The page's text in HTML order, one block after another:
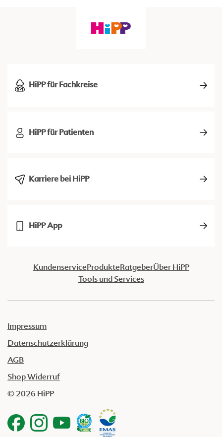
HiPP für Fachkreise
HiPP für Patienten
Karriere bei HiPP
HiPP App
KundenserviceProdukteRatgeberÜber HiPP
Tools und Services
Impressum
Datenschutzerklärung
AGB
Shop Widerruf
© 2026 HiPP